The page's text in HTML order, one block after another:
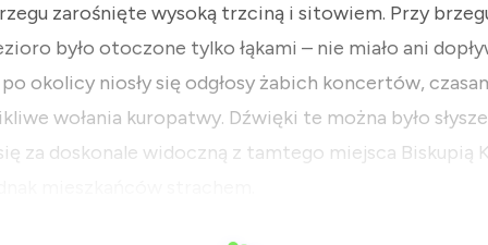
zarośnięte wysoką trzciną i sitowiem. Przy
było otoczone tylko łąkami – nie miało ani
okolicy niosły się odgłosy żabich koncertów,
wołania kuropatwy. Dźwięki te można było
za doskonale widoczną z tamtego miejsca Biskupią